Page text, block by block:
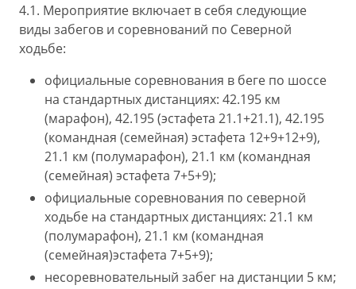
4.1. Мероприятие включает в себя следующие
виды забегов и соревнований по Северной
ходьбе:
официальные соревнования в беге по шоссе
на стандартных дистанциях: 42.195 км
(марафон), 42.195 (эстафета 21.1+21.1), 42.195
(командная (семейная) эстафета 12+9+12+9),
21.1 км (полумарафон), 21.1 км (командная
(семейная) эстафета 7+5+9);
официальные соревнования по северной
ходьбе на стандартных дистанциях: 21.1 км
(полумарафон), 21.1 км (командная
(семейная)эстафета 7+5+9);
несоревновательный забег на дистанции 5 км;